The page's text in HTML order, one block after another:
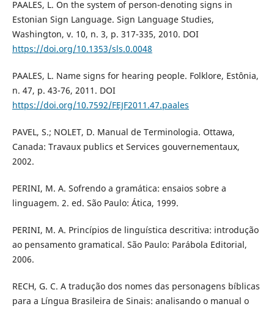
PAALES, L. On the system of person-denoting signs in
Estonian Sign Language. Sign Language Studies,
Washington, v. 10, n. 3, p. 317-335, 2010. DOI
https://doi.org/10.1353/sls.0.0048
PAALES, L. Name signs for hearing people. Folklore, Estônia,
n. 47, p. 43-76, 2011. DOI
https://doi.org/10.7592/FEJF2011.47.paales
PAVEL, S.; NOLET, D. Manual de Terminologia. Ottawa,
Canada: Travaux publics et Services gouvernementaux,
2002.
PERINI, M. A. Sofrendo a gramática: ensaios sobre a
linguagem. 2. ed. São Paulo: Ática, 1999.
PERINI, M. A. Princípios de linguística descritiva: introdução
ao pensamento gramatical. São Paulo: Parábola Editorial,
2006.
RECH, G. C. A tradução dos nomes das personagens bíblicas
para a Língua Brasileira de Sinais: analisando o manual o